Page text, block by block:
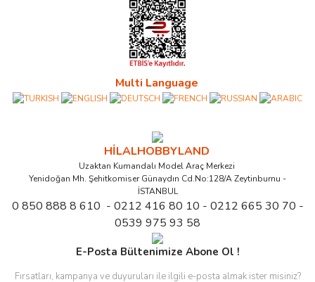
Multi Language
HİLALHOBBYLAND
Uzaktan Kumandalı Model Araç Merkezi
Yenidoğan Mh. Şehitkomiser Günaydın Cd.No:128/A Zeytinburnu -
İSTANBUL
0 850 888 8 610 - 0212 416 80 10 - 0212 665 30 70 -
0539 975 93 58
E-Posta Bültenimize Abone Ol !
Fırsatları, kampanya ve duyuruları ile ilgili e-posta almak ister misiniz?